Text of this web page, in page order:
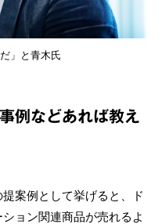
」と青木氏
例などあれば教え
案例として挙げると、ド
ョン関連商品が売れるよ